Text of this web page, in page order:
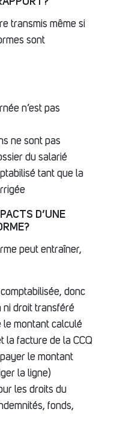
transmis même si
sont
n’est pas
ne sont pas
du salarié
tant que la
D’UNE
peut entraîner,
donc
ni droit transféré
le montant calculé
la facture de la CCQ
le montant
la ligne)
les droits du
fonds,